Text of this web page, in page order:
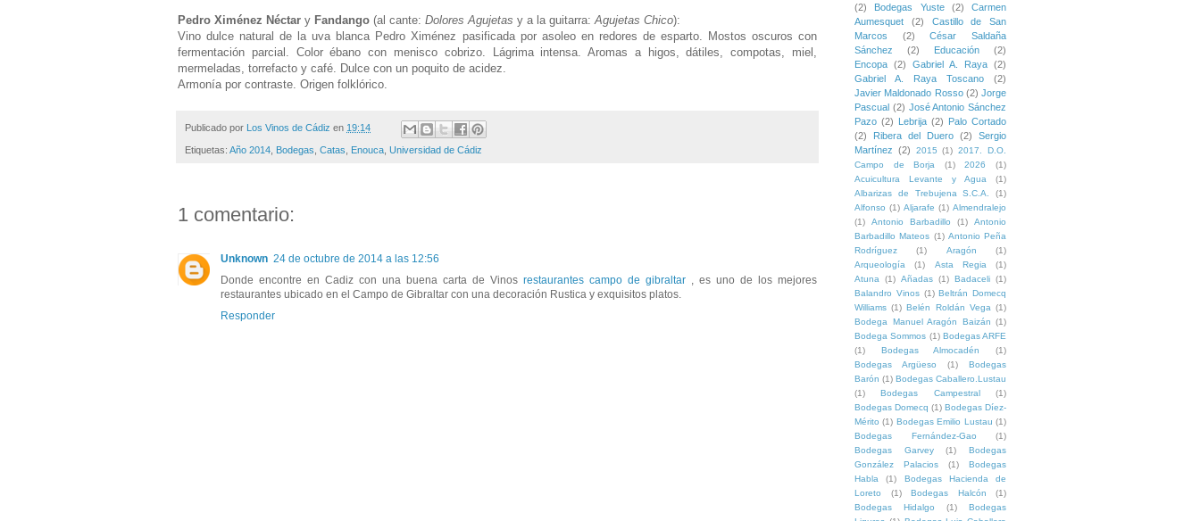
Pedro Ximénez Néctar y Fandango (al cante: Dolores Agujetas y a la guitarra:Agujetas Chico):
Vino dulce natural de la uva blanca Pedro Ximénez pasificada por asoleo en redores de esparto. Mostos oscuros con
fermentación parcial. Color ébano con menisco cobrizo. Lágrima intensa. Aromas a higos, dátiles, compotas, miel,
mermeladas, torrefacto y café. Dulce con un poquito de acidez.
Armonía por contraste. Origen folklórico.
Publicado por Los Vinos de Cádiz en 19:14
Etiquetas: Año 2014 Bodegas Catas Enouca Universidad de Cádiz
1 comentario:
Unknown 24 de octubre de 2014 a las 12:56
Donde encontre en Cadiz con una buena carta de Vinos restaurantes campo de gibraltar , es uno de los mejores
restaurantes ubicado en el Campo de Gibraltar con una decoración Rustica y exquisitos platos.
Responder
(2)
Bodegas Yuste (2)
Carmen
Aumesquet
(2)
Castillo de San
Marcos
(2)
César Saldaña
Sánchez
(2) Educación
(2)
Encopa (2) Gabriel A. Raya (2)
Gabriel A. Raya Toscano
(2)
Javier Maldonado Rosso (2) Jorge
Pascual (2) José Antonio Sánchez
Pazo (2) Lebrija (2)
Palo Cortado
(2)
Ribera del Duero (2)
Sergio
Martínez (2) 2015 (1) 2017. D.O.
Campo de Borja
(1) 2026
(1)
Acuicultura Levante y Agua
(1)
Albarizas de Trebujena S.C.A.
(1)
Alfonso (1) Aljarafe (1) Almendralejo
(1)
Antonio Barbadillo (1)
Antonio
Barbadillo Mateos (1) Antonio Peña
Rodríguez
(1) Aragón
(1)
Arqueología
(1) Asta Regia
(1)
Atuna (1) Añadas (1) Badaceli (1)
Balandro Vinos (1) Beltrán Domecq
Williams (1) Belén Roldán Vega (1)
Bodega Manuel Aragón Baizán (1)
Bodega Sommos (1) Bodegas ARFE
(1)
Bodegas Almocadén
(1)
Bodegas Argüeso
(1)
Bodegas
Barón (1) Bodegas Caballero.Lustau
(1)
Bodegas Campestral
(1)
Bodegas Domecq (1) Bodegas Díez-
Mérito (1) Bodegas Emilio Lustau (1)
Bodegas Fernández-Gao
(1)
Bodegas Garvey
(1)
Bodegas
González Palacios
(1)
Bodegas
Habla
(1)
Bodegas Hacienda de
Loreto
(1) Bodegas Halcón
(1)
Bodegas Hidalgo
(1)
Bodegas